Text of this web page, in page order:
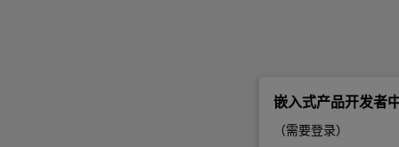
嵌入式产品开发者
（需要登录）